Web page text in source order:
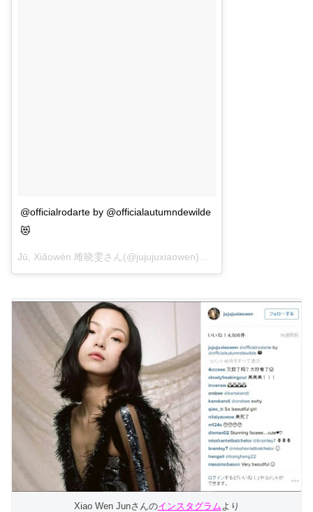
@officialrodarte by @officialautumndewilde
😻
Xiao Wen Junさんのインスタグラム より